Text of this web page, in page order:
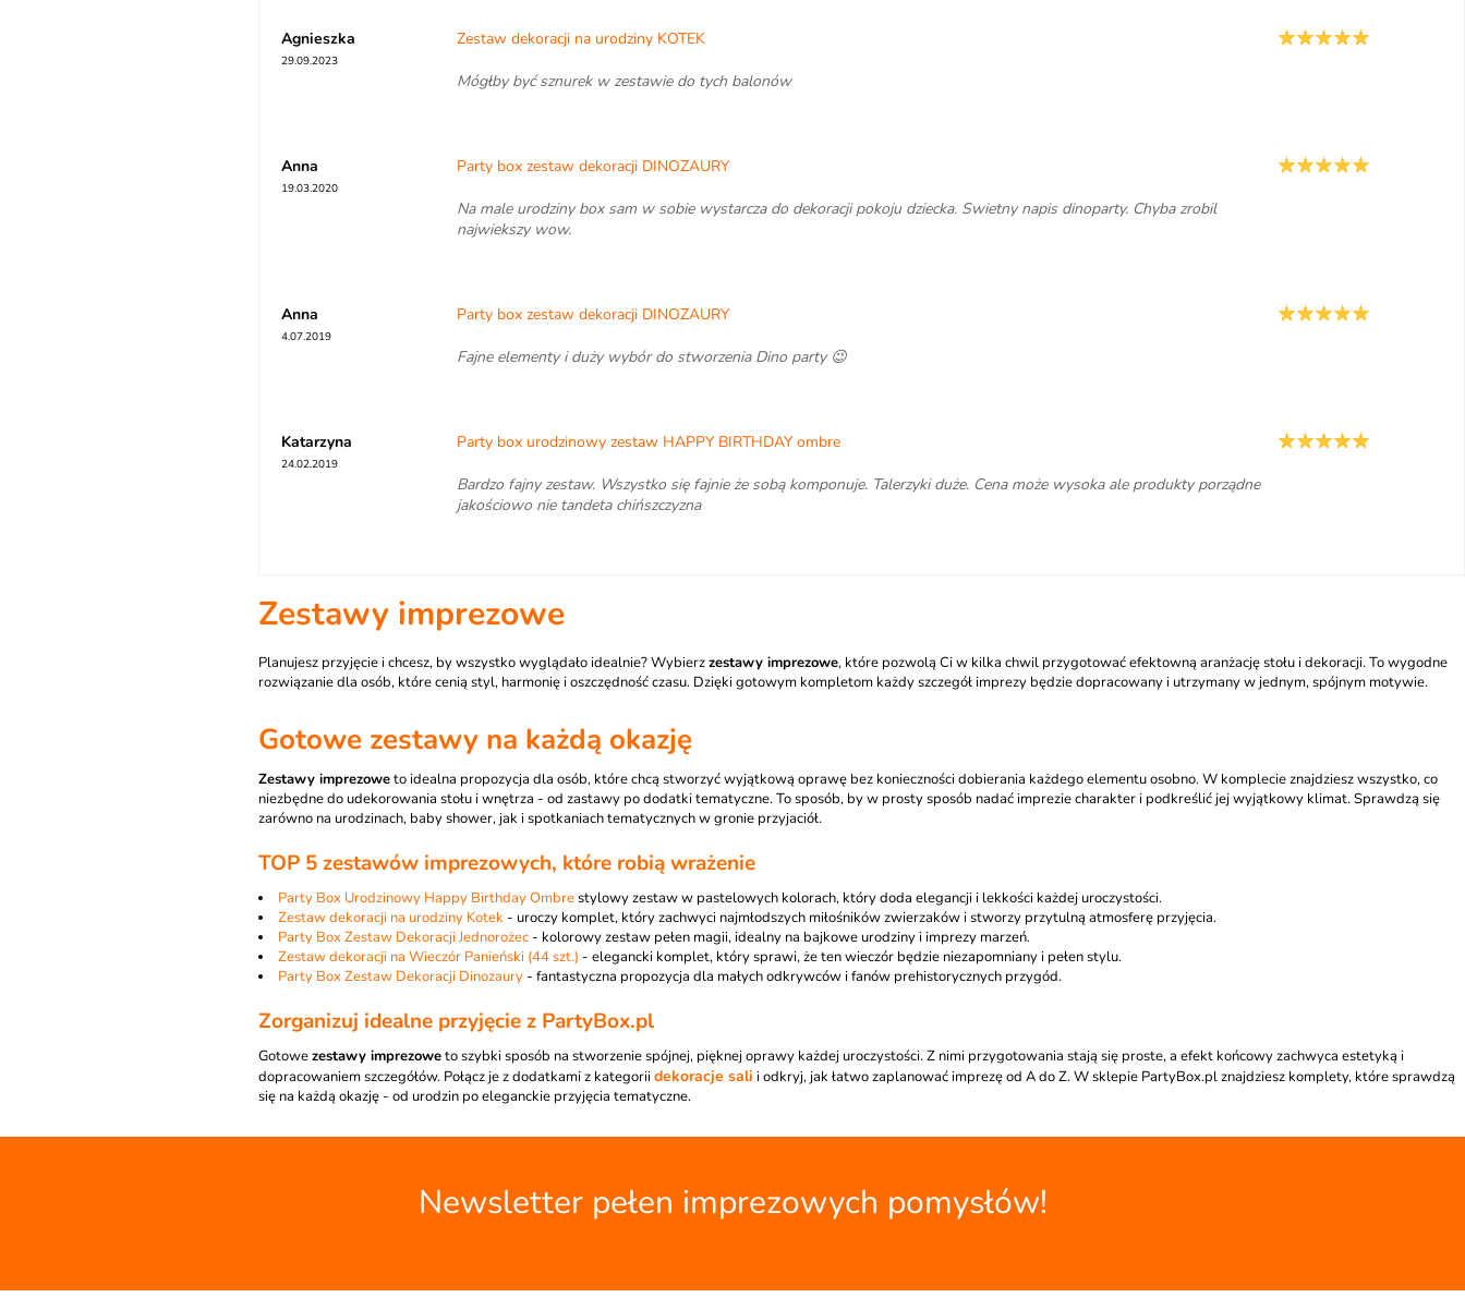
Agnieszka
29.09.2023
Zestaw dekoracji na urodziny KOTEK
Mógłby być sznurek w zestawie do tych balonów
Anna
19.03.2020
Party box zestaw dekoracji DINOZAURY
Na male urodziny box sam w sobie wystarcza do dekoracji pokoju dziecka. Swietny napis dinoparty. Chyba zrobil
najwiekszy wow.
Anna
4.07.2019
Party box zestaw dekoracji DINOZAURY
Fajne elementy i duży wybór do stworzenia Dino party 😉
Katarzyna
24.02.2019
Party box urodzinowy zestaw HAPPY BIRTHDAY ombre
Bardzo fajny zestaw. Wszystko się fajnie że sobą komponuje. Talerzyki duże. Cena może wysoka ale produkty porządne
jakościowo nie tandeta chińszczyzna
Zestawy imprezowe
Planujesz przyjęcie i chcesz, by wszystko wyglądało idealnie? Wybierzzestawy imprezowe, które pozwolą Ci w kilka chwil przygotować efektowną aranżację stołu i dekoracji. To wygodne
rozwiązanie dla osób, które cenią styl, harmonię i oszczędność czasu. Dzięki gotowym kompletom każdy szczegół imprezy będzie dopracowany i utrzymany w jednym, spójnym motywie.
Gotowe zestawy na każdą okazję
Zestawy imprezoweto idealna propozycja dla osób, które chcą stworzyć wyjątkową oprawę bez konieczności dobierania każdego elementu osobno. W komplecie znajdziesz wszystko, co
niezbędne do udekorowania stołu i wnętrza - od zastawy po dodatki tematyczne. To sposób, by w prosty sposób nadać imprezie charakter i podkreślić jej wyjątkowy klimat. Sprawdzą się
zarówno na urodzinach, baby shower, jak i spotkaniach tematycznych w gronie przyjaciół.
TOP 5 zestawów imprezowych, które robią wrażenie
Party Box Urodzinowy Happy Birthday Ombrestylowy zestaw w pastelowych kolorach, który doda elegancji i lekkości każdej uroczystości.
Zestaw dekoracji na urodziny Kotek - uroczy komplet, który zachwyci najmłodszych miłośników zwierzaków i stworzy przytulną atmosferę przyjęcia.
Party Box Zestaw Dekoracji Jednorożec- kolorowy zestaw pełen magii, idealny na bajkowe urodziny i imprezy marzeń.
Zestaw dekoracji na Wieczór Panieński (44 szt.) - elegancki komplet, który sprawi, że ten wieczór będzie niezapomniany i pełen stylu.
Party Box Zestaw Dekoracji Dinozaury- fantastyczna propozycja dla małych odkrywców i fanów prehistorycznych przygód.
Zorganizuj idealne przyjęcie z PartyBox.pl
Gotowezestawy imprezoweto szybki sposób na stworzenie spójnej, pięknej oprawy każdej uroczystości. Z nimi przygotowania stają się proste, a efekt końcowy zachwyca estetyką i
dopracowaniem szczegółów. Połącz je z dodatkami z kategoriidekoracje sali i odkryj, jak łatwo zaplanować imprezę od A do Z. W sklepie PartyBox.pl znajdziesz komplety, które sprawdzą
się na każdą okazję - od urodzin po eleganckie przyjęcia tematyczne.
Newsletter pełen imprezowych pomysłów!